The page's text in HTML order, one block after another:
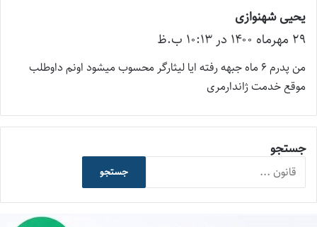
یحیی شهنوازی
ف
ت
:
۲۹ مهر‌ماه ۱۴۰۰ در ۱۰:۱۳ ب.ظ
من پدرم 6 ماه جبهه رفته ایا لیثارگر محسوب میشود اونم داوطلب
موقع خدمت ژاندارمری
جستجو
جستجو